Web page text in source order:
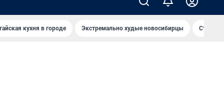
кухня в городе Экстремально худые новосибирцы Старт